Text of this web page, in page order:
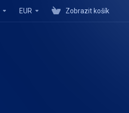
EUR Zobrazit košík